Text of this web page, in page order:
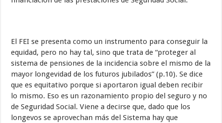
El FEI se presenta como un instrumento para conseguir la
equidad, pero no hay tal, sino que trata de “proteger al
sistema de pensiones de la incidencia sobre el mismo de la
mayor longevidad de los futuros jubilados” (p.10). Se dice
que es equitativo porque si aportaron igual deben recibir
lo mismo. Eso es un razonamiento propio del seguro y no
de Seguridad Social. Viene a decirse que, dado que los
longevos se aprovechan más del Sistema hay que